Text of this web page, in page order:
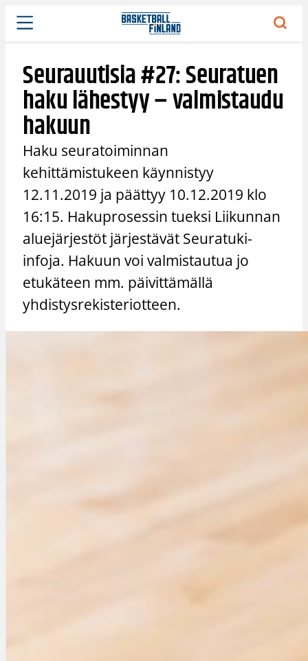
Siirry
sisältöön
Seurauutisia #27: Seuratuen
haku lähestyy – valmistaudu
hakuun
Haku seuratoiminnan
kehittämistukeen käynnistyy
12.11.2019 ja päättyy 10.12.2019 klo
16:15. Hakuprosessin tueksi Liikunnan
aluejärjestöt järjestävät Seuratuki-
infoja. Hakuun voi valmistautua jo
etukäteen mm. päivittämällä
yhdistysrekisteriotteen.